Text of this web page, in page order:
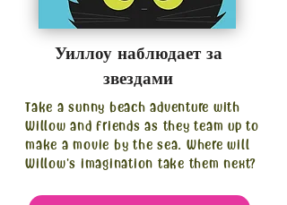
Уиллоу наблюдает за
звездами
Take a sunny beach adventure with
Willow and friends as they team up to
make a movie by the sea. Where will
Willow's imagination take them next?